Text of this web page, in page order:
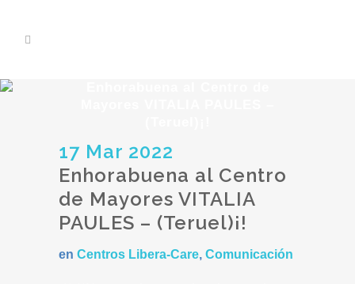
17 Mar 2022
Enhorabuena al Centro
de Mayores VITALIA
PAULES – (Teruel)¡!
en Centros Libera-Care, Comunicación